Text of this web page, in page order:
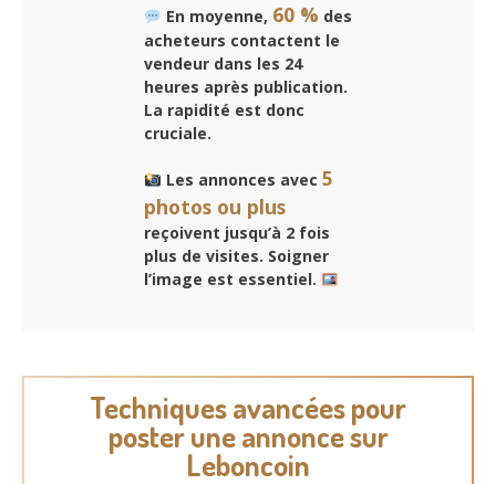
En moyenne, 60 % des
acheteurs contactent le
vendeur dans les 24
heures après publication.
La rapidité est donc
cruciale.
Les annonces avec 5
photos ou plus
reçoivent jusqu’à 2 fois
plus de visites. Soigner
l’image est essentiel.
Techniques avancées pour
poster une annonce sur
Leboncoin